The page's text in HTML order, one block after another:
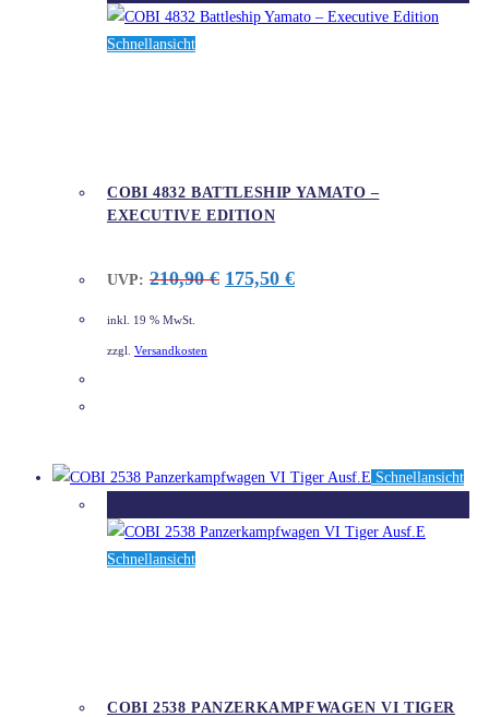
Schnellansicht
COBI 4832 BATTLESHIP YAMATO –
EXECUTIVE EDITION
UVP: 210,90€ Ursprünglicher
Preis
175,50 €Aktueller
inkl. 19 % MwSt.
zzgl. Versandkosten
Schnellansicht
Schnellansicht
COBI 2538 PANZERKAMPFWAGEN VI TIGER